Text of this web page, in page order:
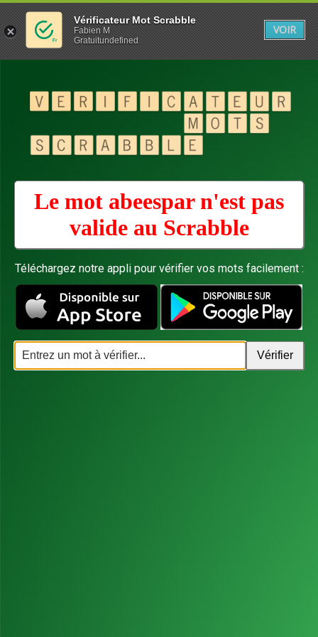
Le mot abeespar n'est pas
valide au Scrabble
Téléchargez notre appli pour vérifier vos mots facilement :
Vérificateur Mot Scrabble
Fabien M
Gratuitundefined
VOIR